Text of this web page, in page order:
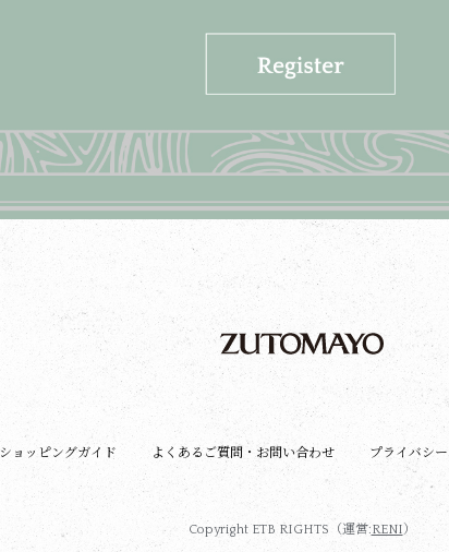
ショッピングガイド よくあるご質問・お問い合わせ プライバシ
Copyright ETB RIGHTS（運営:RENI）